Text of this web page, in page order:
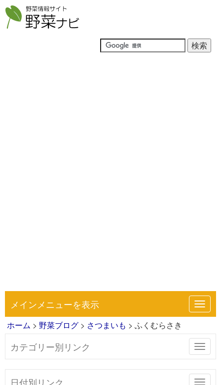
メインメニューを表示
ホーム > 野菜ブログ > さつまいも > ふくむらさき
カテゴリー別リンク
日付別リンク